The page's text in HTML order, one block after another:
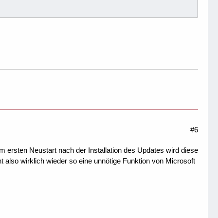
#6
ersten Neustart nach der Installation des Updates wird diese
wirklich wieder so eine unnötige Funktion von Microsoft